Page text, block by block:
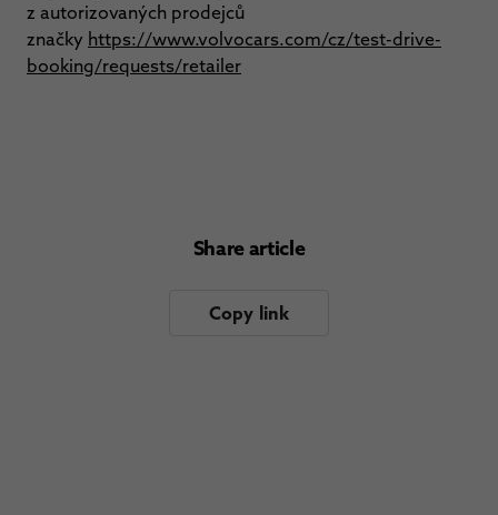
z autorizovaných prodejců
značky https://www.volvocars.com/cz/test-drive-
booking/requests/retailer
Share article
Copy link